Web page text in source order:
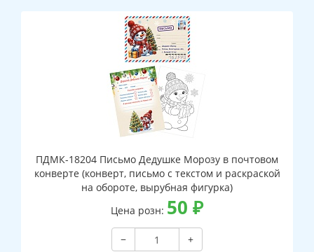
ПДМК-18204 Письмо Дедушке Морозу в почтовом
конверте (конверт, письмо с текстом и раскраской
на обороте, вырубная фигурка)
Цена розн: 50 ₽
−
+